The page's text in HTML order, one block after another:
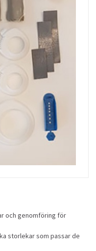
och genomföring för
storlekar som passar de